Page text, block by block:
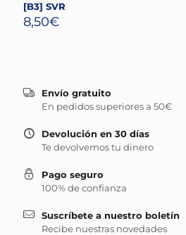
[B3] SVR
8,50€
Envío gratuito
En pedidos superiores a 50€
Devolución en 30 días
Te devolvemos tu dinero
Pago seguro
100% de confianza
Suscríbete a nuestro boletín
Recibe nuestras novedades